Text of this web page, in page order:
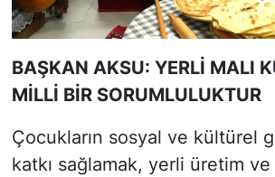
BAŞKAN AKSU: YERLİ MALI
MİLLİ BİR SORUMLULUKTUR
Çocukların sosyal ve kültürel
katkı sağlamak, yerli üretim